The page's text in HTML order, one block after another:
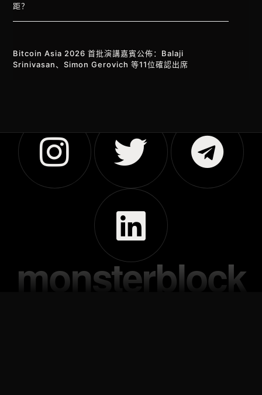
距？
Bitcoin Asia 2026 首批演講嘉賓公佈：Balaji
Srinivasan、Simon Gerovich 等11位確認出席